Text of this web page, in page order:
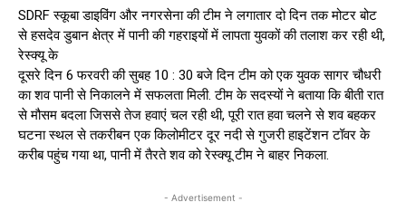
SDRF स्कूबा डाइविंग और नगरसेना की टीम ने लगातार दो दिन तक मोटर बोट
से हसदेव डुबान क्षेत्र में पानी की गहराइयों में लापता युवकों की तलाश कर रही थी,
रेस्क्यू के
दूसरे दिन 6 फरवरी की सुबह 10 : 30 बजे दिन टीम को एक युवक सागर चौधरी
का शव पानी से निकालने में सफलता मिली. टीम के सदस्यों ने बताया कि बीती रात
से मौसम बदला जिससे तेज हवाएं चल रही थी, पूरी रात हवा चलने से शव बहकर
घटना स्थल से तकरीबन एक किलोमीटर दूर नदी से गुजरी हाइटेंशन टॉवर के
करीब पहुंच गया था, पानी में तैरते शव को रेस्क्यू टीम ने बाहर निकला.
- Advertisement -